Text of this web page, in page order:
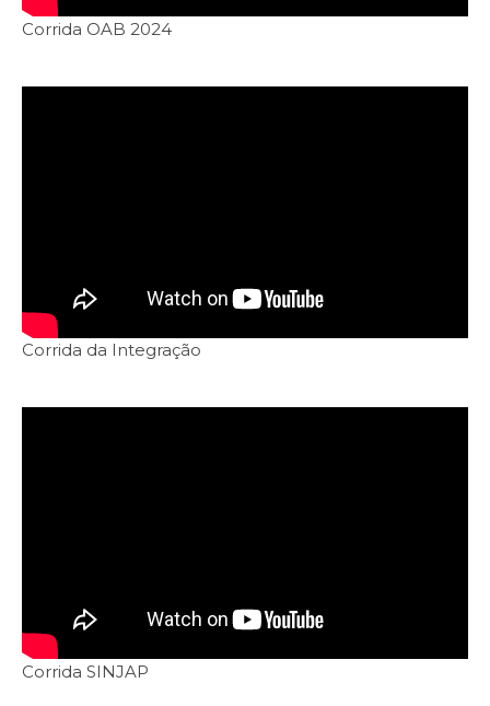
Corrida OAB 2024
Corrida da Integração
Corrida SINJAP